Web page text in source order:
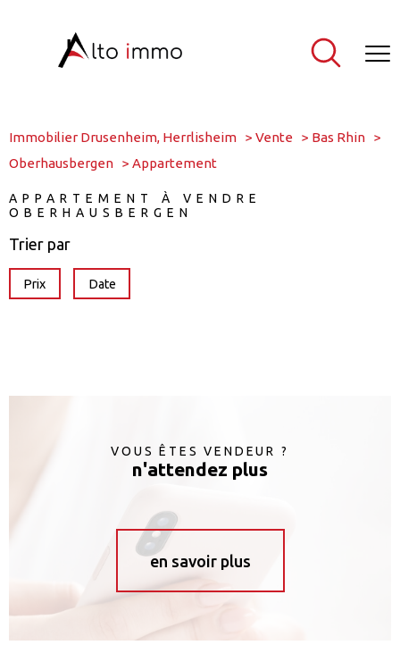
Immobilier Drusenheim, Herrlisheim Vente
Bas Rhin
Oberhausbergen
Appartement
APPARTEMENT À VENDRE
OBERHAUSBERGEN
Trier par
Prix Date
VOUS ÊTES VENDEUR ?
n'attendez plus
en savoir plus